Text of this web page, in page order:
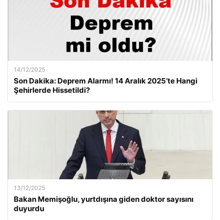
14/12/2025
Son Dakika: Deprem Alarmı! 14 Aralık 2025’te Hangi
Şehirlerde Hissetildi?
13/12/2025
Bakan Memişoğlu, yurtdışına giden doktor sayısını
duyurdu